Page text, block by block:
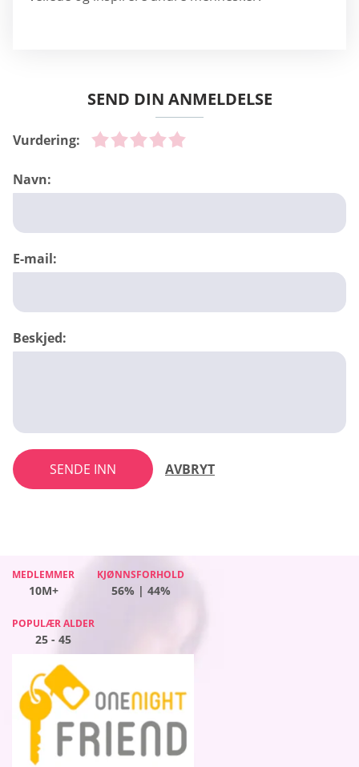
SEND DIN ANMELDELSE
Vurdering:
Navn:
E-mail:
Beskjed:
SENDE INN AVBRYT
MEDLEMMER
10M+
KJØNNSFORHOLD
44% | 56%
POPULÆR ALDER
25 - 45
MEDLEMMER
10M+
KJØNNSFORHOLD
56% | 44%
POPULÆR ALDER
25 - 45
MEDLEMMER
10M+
KJØNNSFORHOLD
51% | 49%
POPULÆR ALDER
25 - 45
MEDLEMMER
10M+
KJØNNSFORHOLD
63% | 37%
POPULÆR ALDER
25 - 45